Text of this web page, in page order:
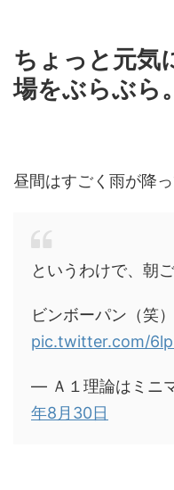
ちょっと元気
場をぶらぶら。
昼間はすごく雨が降っ
というわけで、朝
ビンボーパン（笑）
pic.twitter.com/
— Ａ１理論はミニ
年8月30日